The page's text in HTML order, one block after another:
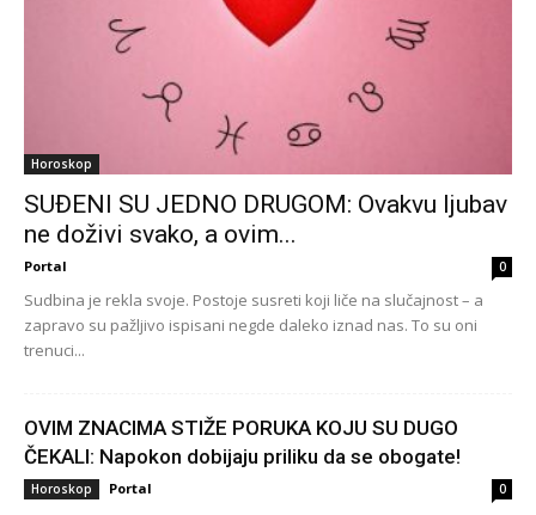
Horoskop
SUĐENI SU JEDNO DRUGOM: Ovakvu ljubav
ne doživi svako, a ovim...
Portal 0
Sudbina je rekla svoje. Postoje susreti koji liče na slučajnost – a
zapravo su pažljivo ispisani negde daleko iznad nas. To su oni
trenuci...
OVIM ZNACIMA STIŽE PORUKA KOJU SU DUGO
ČEKALI: Napokon dobijaju priliku da se obogate!
Horoskop Portal 0